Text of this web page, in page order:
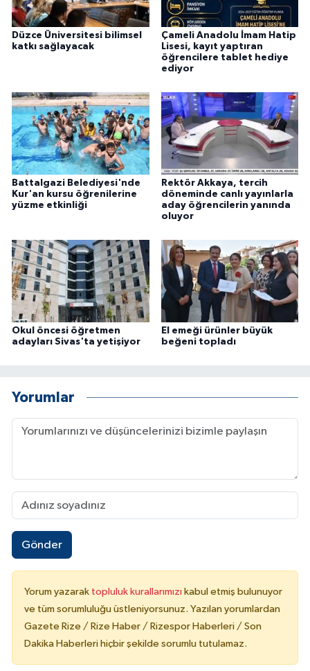
Düzce Üniversitesi bilimsel
katkı sağlayacak
Çameli Anadolu İmam Hatip
Lisesi, kayıt yaptıran
öğrencilere tablet hediye
ediyor
Battalgazi Belediyesi'nde
Kur'an kursu öğrenilerine
yüzme etkinliği
Rektör Akkaya, tercih
döneminde canlı yayınlarla
aday öğrencilerin yanında
oluyor
Okul öncesi öğretmen
adayları Sivas'ta yetişiyor
El emeği ürünler büyük
beğeni topladı
Yorumlar
Gönder
Yorum yazarak topluluk kurallarımızı kabul etmiş bulunuyor
ve tüm sorumluluğu üstleniyorsunuz. Yazılan yorumlardan
Gazete Rize / Rize Haber / Rizespor Haberleri / Son
Dakika Haberleri hiçbir şekilde sorumlu tutulamaz.